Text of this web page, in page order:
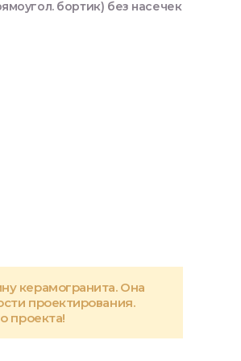
керамогранита. Она
проектирования.
проекта!
бортик) без насечек